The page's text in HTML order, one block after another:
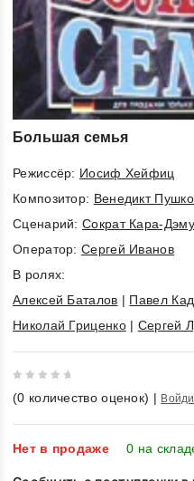
Большая семья
Режиссёр: Иосиф Хейфиц
Композитор: Венедикт
Cценарий: Сократ Кара-
Оператор:Сергей Иванов
В ролях:
Алексей Баталов | Павел
Николай Гриценко| Сергей
out
of
5
(0 количество оценок) |
Нет в продаже 0 на